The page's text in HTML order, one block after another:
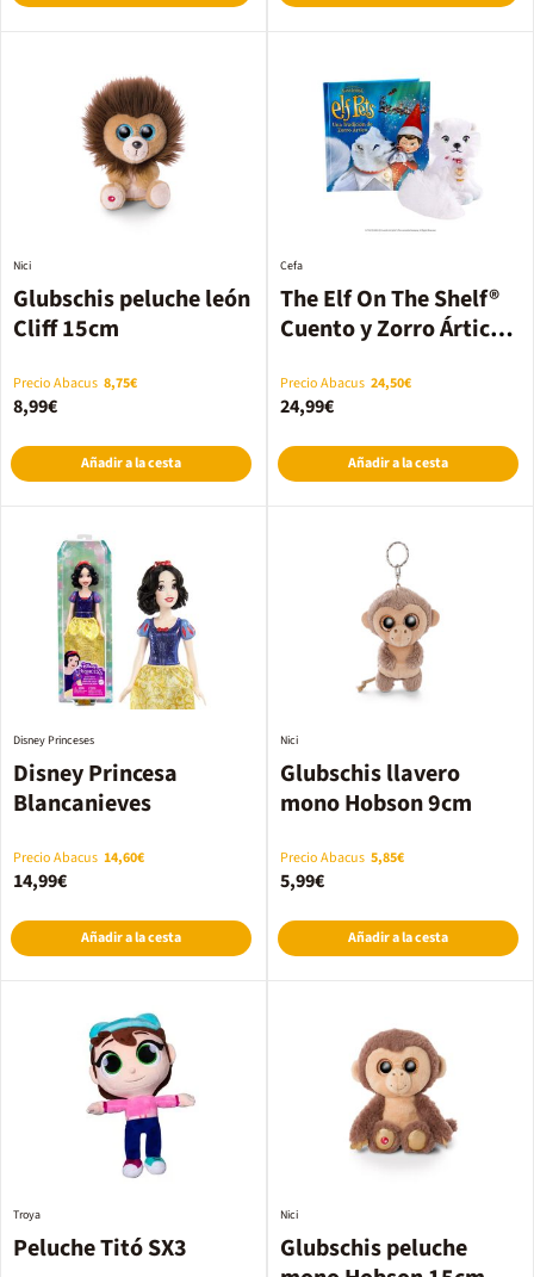
Glubschis peluche león
Cliff 15cm
Nici
Precio Abacus 8,75€
8,99€
Añadir a la cesta
The Elf On The Shelf®
Cuento y Zorro Ártico
Cefa
Precio Abacus 24,50€
24,99€
Añadir a la cesta
Disney Princesa
Blancanieves
Disney Princeses
Precio Abacus 14,60€
14,99€
Añadir a la cesta
Glubschis llavero
mono Hobson 9cm
Nici
Precio Abacus 5,85€
5,99€
Añadir a la cesta
Peluche Titó SX3
Troya
Glubschis peluche
Nici